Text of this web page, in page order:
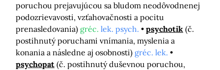
poruchou prejavujúcou sa bludom neodôvodnenej
podozrievavosti, vzťahovačnosti a pocitu
prenasledovania) gréc. lek. psych. psychotik (č.
postihnutý poruchami vnímania, myslenia a
konania a následne aj osobnosti) gréc. lek.
psychopat (č. postihnutý duševnou poruchou,